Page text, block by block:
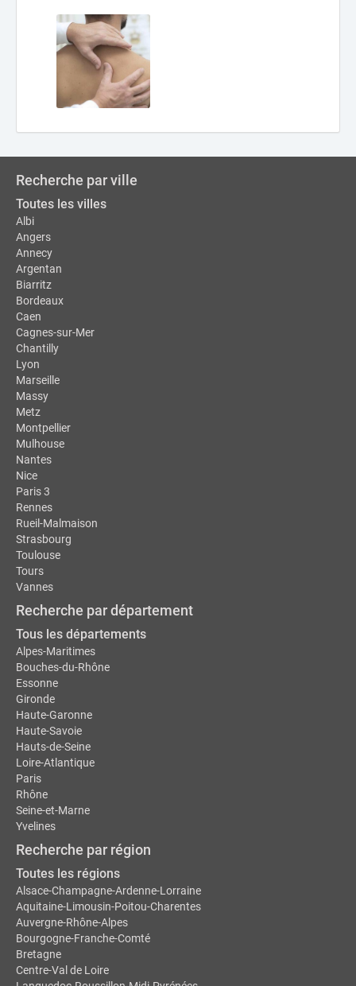
Recherche par ville
Toutes les villes
Albi
Angers
Annecy
Argentan
Biarritz
Bordeaux
Caen
Cagnes-sur-Mer
Chantilly
Lyon
Marseille
Massy
Metz
Montpellier
Mulhouse
Nantes
Nice
Paris 3
Rennes
Rueil-Malmaison
Strasbourg
Toulouse
Tours
Vannes
Recherche par département
Tous les départements
Alpes-Maritimes
Bouches-du-Rhône
Essonne
Gironde
Haute-Garonne
Haute-Savoie
Hauts-de-Seine
Loire-Atlantique
Paris
Rhône
Seine-et-Marne
Yvelines
Recherche par région
Toutes les régions
Alsace-Champagne-Ardenne-Lorraine
Aquitaine-Limousin-Poitou-Charentes
Auvergne-Rhône-Alpes
Bourgogne-Franche-Comté
Bretagne
Centre-Val de Loire